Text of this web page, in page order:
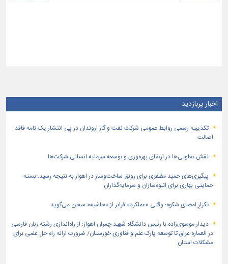
اخبار پربازدید
تكذیبیه رسمی روابط عمومی شركت نفت و گاز اروندان در پی انتشار یک نامه فاقد
اصالت
نقش تعاونی‌ها در ارتقای بهره‌وری و توسعه سرمایه انسانی شرکت‌ها
پیگیری‌های حمید مظفری برای رونق ساخت‌وساز در اهواز به نتیجه رسید؛ بسته
حمایتی بهاری برای انبوه‌سازان و سرمایه‌گذاران
تکرارِ امضای شکوه؛ وقتی «عملکرد» فراتر از «حاشیه» سخن می‌گوید
دیدار موسوی‌زاده با رئیس دانشگاه شهید چمران اهواز؛ از راه‌اندازی رشته زبان فارسی
در العماره عراق تا توسعه پارک علم و فناوری خوزستان/ ضرورت ارائه راه حل علمی برای
مشکلات استان